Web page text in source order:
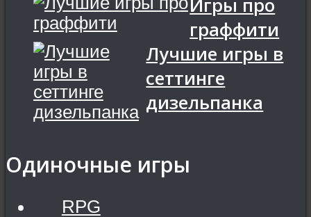
Игры про
граффити
Лучшие игры в
сеттинге
дизельпанка
Одиночные игры
RPG